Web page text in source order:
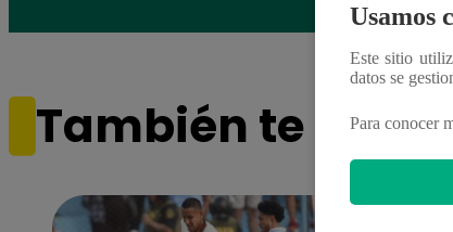
También te
Usamos
Este sitio
datos se
Para conocer